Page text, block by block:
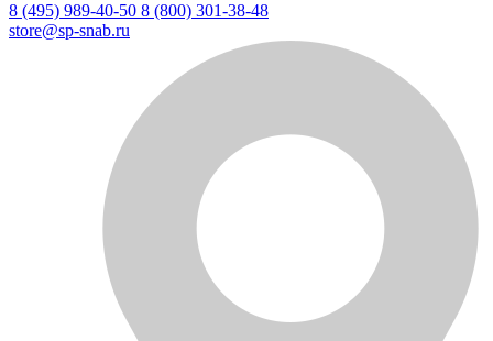
8 (495) 989-40-50 8 (800) 301-38-48
store@sp-snab.ru